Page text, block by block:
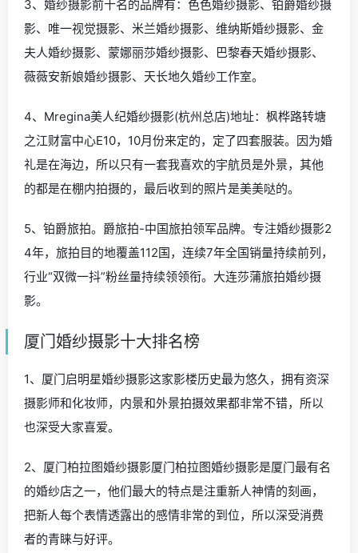
3、婚纱摄影前十名的品牌有：色色婚纱摄影、铂爵婚纱摄
影、唯一视觉摄影、米兰婚纱摄影、维纳斯婚纱摄影、金
夫人婚纱摄影、蒙娜丽莎婚纱摄影、巴黎春天婚纱摄影、
薇薇安新娘婚纱摄影、天长地久婚纱工作室。
4、Mregina美人纪婚纱摄影(杭州总店)地址：枫桦路转塘
之江财富中心E10，10月份来定的，定了四套服装。因为婚
礼是在海边，所以只有一套我喜欢的宇航员是外景，其他
的都是在棚内拍摄的，最后收到的照片是美美哒的。
5、铂爵旅拍。爵旅拍-中国旅拍领军品牌。专注婚纱摄影2
4年，旅拍目的地覆盖112国，连续7年全国销量持续前列，
行业“双微一抖”粉丝量持续领领衔。大连莎蒲旅拍婚纱摄
影。
厦门婚纱摄影十大排名榜
1、厦门启明星婚纱摄影这家影楼历史最为悠久，拥有资深
摄影师和化妆师，内景和外景拍摄效果都非常不错，所以
也深受大家喜爱。
2、厦门柏拉图婚纱摄影厦门柏拉图婚纱摄影是厦门最有名
的婚纱店之一，他们最大的特点是注重新人神情的刻画，
把新人每个表情透露出的感情非常的到位，所以深受消费
者的青睐与好评。